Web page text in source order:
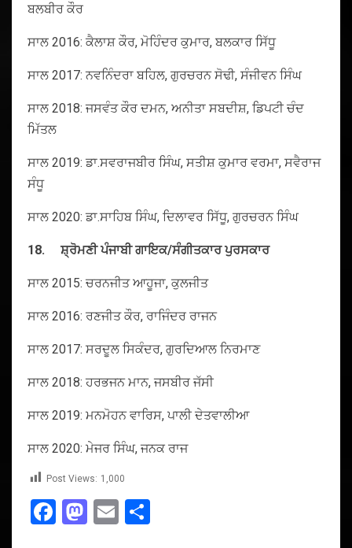
ਬਲਬੀਰ ਕੌਰ
ਸਾਲ 2016: ਕੈਲਾਸ਼ ਕੌਰ, ਮੋਹਿੰਦਰ ਕੁਮਾਰ, ਬਲਕਾਰ ਸਿੱਧੂ
ਸਾਲ 2017: ਨਵਨਿੰਦਰਾ ਬਹਿਲ, ਗੁਰਚਰਨ ਸੋਢੀ, ਸੰਜੀਵਨ ਸਿੰਘ
ਸਾਲ 2018: ਜਸਵੰਤ ਕੌਰ ਦਮਨ, ਅਨੀਤਾ ਸਬਦੀਸ਼, ਡਿਪਟੀ ਚੰਦ
ਮਿੱਤਲ
ਸਾਲ 2019: ਡਾ.ਸਵਰਾਜਬੀਰ ਸਿੰਘ, ਸਤੀਸ਼ ਕੁਮਾਰ ਵਰਮਾ, ਸਵੈਰਾਜ
ਸੰਧੂ
ਸਾਲ 2020: ਡਾ.ਸਾਹਿਬ ਸਿੰਘ, ਦਿਲਾਵਰ ਸਿੱਧੂ, ਗੁਰਚਰਨ ਸਿੰਘ
18. ਸ਼੍ਰੋਮਣੀ ਪੰਜਾਬੀ ਗਾਇਕ/ਸੰਗੀਤਕਾਰ ਪੁਰਸਕਾਰ
ਸਾਲ 2015: ਚਰਨਜੀਤ ਆਹੂਜਾ, ਕੁਲਜੀਤ
ਸਾਲ 2016: ਰਣਜੀਤ ਕੌਰ, ਰਾਜਿੰਦਰ ਰਾਜਨ
ਸਾਲ 2017: ਸਰਦੂਲ ਸਿਕੰਦਰ, ਗੁਰਦਿਆਲ ਨਿਰਮਾਣ
ਸਾਲ 2018: ਹਰਭਜਨ ਮਾਨ, ਜਸਬੀਰ ਜੱਸੀ
ਸਾਲ 2019: ਮਨਮੋਹਨ ਵਾਰਿਸ, ਪਾਲੀ ਦੇਤਵਾਲੀਆ
ਸਾਲ 2020: ਮੇਜਰ ਸਿੰਘ, ਜਨਕ ਰਾਜ
Post Views: 1,000
Facebook
Mastodon
Email